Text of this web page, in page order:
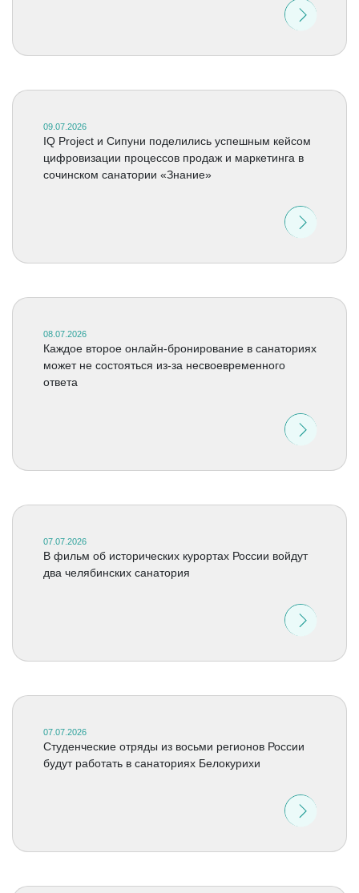
09.07.2026
IQ Project и Сипуни поделились успешным кейсом
цифровизации процессов продаж и маркетинга в
сочинском санатории «Знание»
08.07.2026
Каждое второе онлайн-бронирование в санаториях
может не состояться из-за несвоевременного
ответа
07.07.2026
В фильм об исторических курортах России войдут
два челябинских санатория
07.07.2026
Студенческие отряды из восьми регионов России
будут работать в санаториях Белокурихи